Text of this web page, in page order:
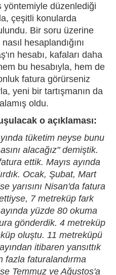
düzenlediği
çeşitli konularda
Bir soru üzerine
hesaplandığını
hesabı, kafaları daha
bu hesabıyla, hem de
fatura görürseniz
yeni bir tartışmanın da
oldu.
o açıklaması:
tüketim neyse bunu
alacağız" demiştik.
ettik. Mayıs ayında
Ocak, Şubat, Mart
yarısını Nisan'da fatura
7 metreküp fark
yüzde 80 okuma
gönderdik. 4 metreküp
oluştu. 11 metreküpü
itibaren yansıttık
fazla faturalandırma
Temmuz ve Ağustos'a